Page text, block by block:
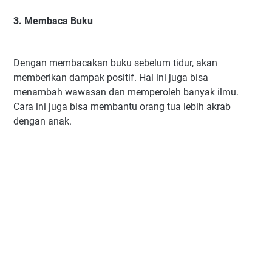
3. Membaca Buku
Dengan membacakan buku sebelum tidur, akan
memberikan dampak positif. Hal ini juga bisa
menambah wawasan dan memperoleh banyak ilmu.
Cara ini juga bisa membantu orang tua lebih akrab
dengan anak.